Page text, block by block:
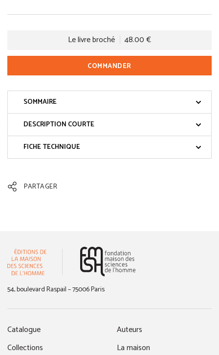
Le livre broché 48.00 €
COMMANDER
SOMMAIRE
DESCRIPTION COURTE
FICHE TECHNIQUE
PARTAGER
54, boulevard Raspail – 75006 Paris
Catalogue
Collections
Auteurs
La maison